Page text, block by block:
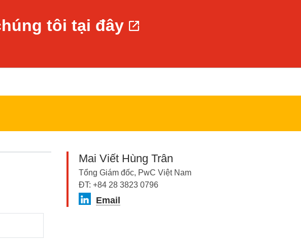
tôi tại đây
Mai Viết Hùng Trân
Tổng Giám đốc, PwC Việt Nam
ĐT: +84 28 3823 0796
Email